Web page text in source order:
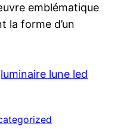
emblématique
la forme d’un
luminaire lune led